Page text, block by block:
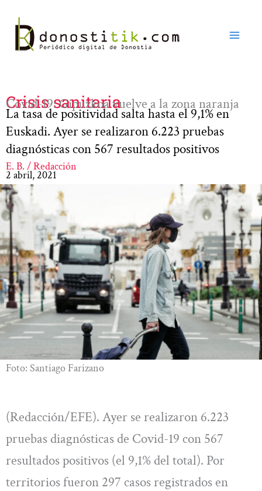
contenido
Crisis sanitaria
Covid-19: Gipuzkoa vuelve a la zona naranja
La tasa de positividad salta hasta el 9,1% en
Euskadi. Ayer se realizaron 6.223 pruebas
diagnósticas con 567 resultados positivos
E. B. / Redacción
2 abril, 2021
Foto: Santiago Farizano
(Redacción/EFE). Ayer se realizaron 6.223
pruebas diagnósticas de Covid-19 con 567
resultados positivos (el 9,1% del total). Por
territorios fueron 297 casos registrados en